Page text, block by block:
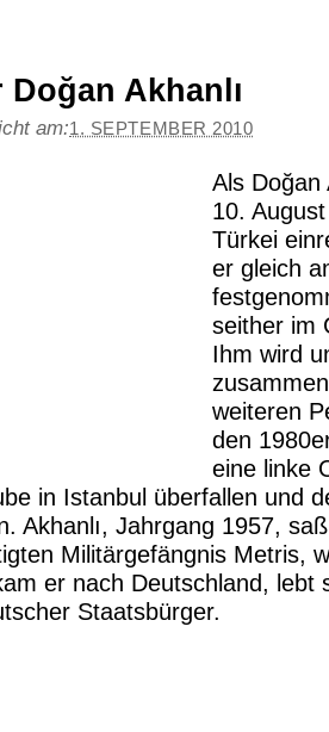
Akhanlı
am:1. SEPTEMBER 2010
Als Doğan
10.
Türkei
er gleich
seither im
Ihm wird
weiteren
den
eine linke
in Istanbul überfallen und
Akhanlı, Jahrgang 1957,
Militärgefängnis Metris,
er nach Deutschland, lebt
Staatsbürger.